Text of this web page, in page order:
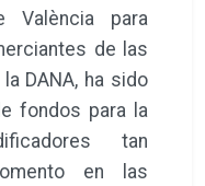
València para
de las
DANA, ha sido
fondos para la
tan
en las